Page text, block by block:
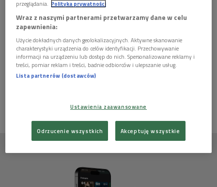
Autor scenariusza:Dżennet Połtorzycka-Stampf'l
"Siostrzana miłość"
Ten artykuł nie ma jeszcze komentarzy, możesz być pierwszy!
ZALOGUJ SIĘ ABY DODAĆ KOMENTARZ
przeglądania. Polityka prywatności
Wraz z naszymi partnerami przetwarzamy dane w celu
zapewnienia:
Użycie dokładnych danych geolokalizacyjnych. Aktywne skanowanie
charakterystyki urządzenia do celów identyfikacji. Przechowywanie
informacji na urządzeniu lub dostęp do nich. Spersonalizowane reklamy i
treści, pomiar reklam i treści, badnie odbiorców i ulepszanie usług.
Lista partnerów (dostawców)
Ustawienia zaawansowane
Odrzucenie wszystkich Akceptuję wszystkie